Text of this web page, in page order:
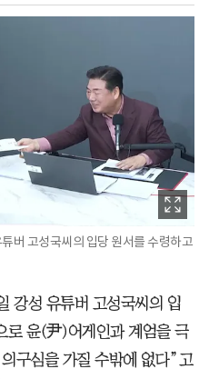
버 고성국씨의 입당 원서를 수령하고
강성 유튜버 고성국씨의 입
윤(尹)어게인과 계엄을 극
구심을 가질 수밖에 없다”고